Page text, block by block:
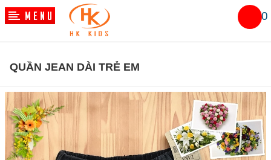
0
QUẦN JEAN DÀI TRẺ EM